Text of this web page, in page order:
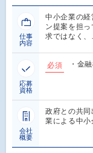
仕事
内容
中小企業の
ン提案を担
求ではなく、
応募
資格
必須 ・金
会社
概要
政府との共
業による中小